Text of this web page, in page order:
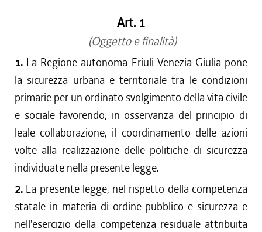
Art. 1
(Oggetto e finalità)
1. La Regione autonoma Friuli Venezia Giulia pone
la sicurezza urbana e territoriale tra le condizioni
primarie per un ordinato svolgimento della vita civile
e sociale favorendo, in osservanza del principio di
leale collaborazione, il coordinamento delle azioni
volte alla realizzazione delle politiche di sicurezza
individuate nella presente legge.
2. La presente legge, nel rispetto della competenza
statale in materia di ordine pubblico e sicurezza e
nell'esercizio della competenza residuale attribuita